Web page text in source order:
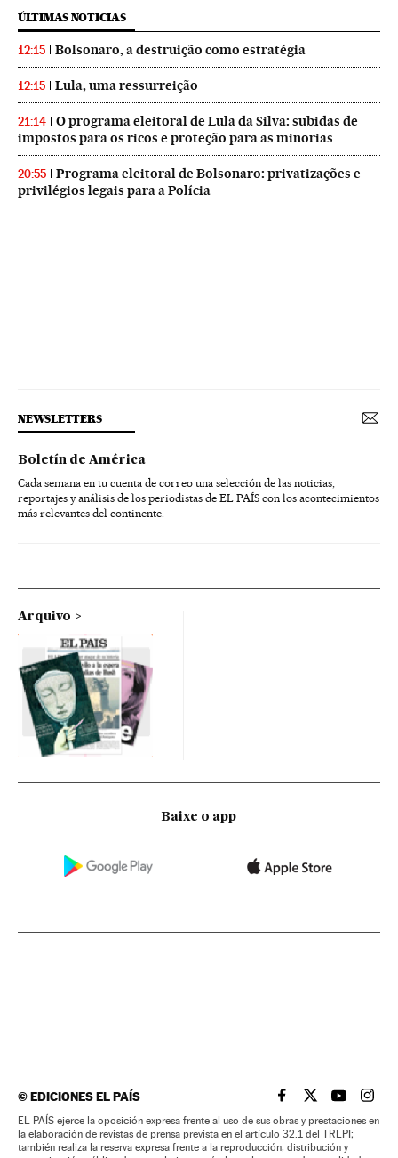
ÚLTIMAS NOTICIAS
12:15 Bolsonaro, a destruição como estratégia
12:15 Lula, uma ressurreição
21:14
O programa eleitoral de Lula da Silva: subidas de
impostos para os ricos e proteção para as minorias
20:55
Programa eleitoral de Bolsonaro: privatizações e
privilégios legais para a Polícia
NEWSLETTERS
Boletín de América
Cada semana en tu cuenta de correo una selección de las noticias,
reportajes y análisis de los periodistas de EL PAÍS con los acontecimientos
más relevantes del continente.
Arquivo
Baixe o app
©EDICIONES EL PAÍS EL PAÍS BRASIL EN
EL PAÍSEL PAÍS
EL
EL PAÍS ejerce la oposición expresa frente al uso de sus obras y prestaciones en
la elaboración de revistas de prensa prevista en el artículo 32.1 del TRLPI;
también realiza la reserva expresa frente a la reproducción, distribución y